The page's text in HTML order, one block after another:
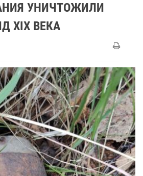
УНИЧТОЖИЛИ
XIX ВЕКА